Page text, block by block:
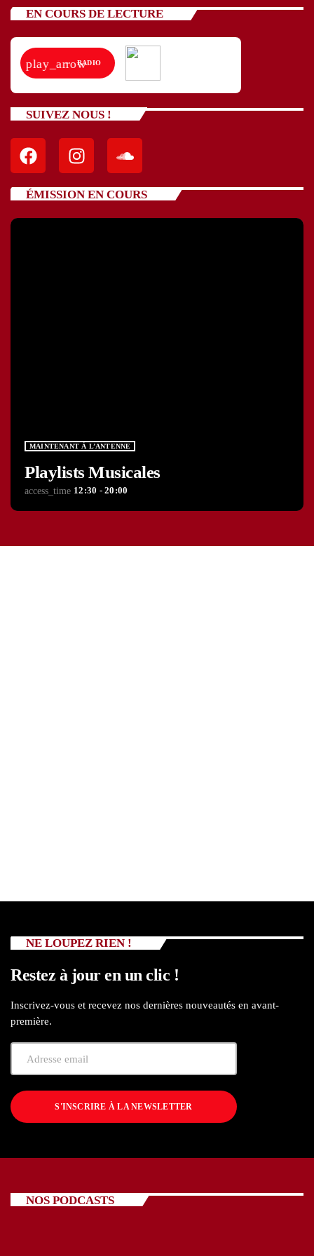
EN COURS DE LECTURE
play_arrowRADIO
SUIVEZ NOUS !
ÉMISSION EN COURS
MAINTENANT À L’ANTENNE
Playlists Musicales
access_time 12:30 - 20:00
NE LOUPEZ RIEN !
Restez à jour en un clic !
Inscrivez-vous et recevez nos dernières nouveautés en avant-
première.
S'INSCRIRE À LA NEWSLETTER
NOS PODCASTS